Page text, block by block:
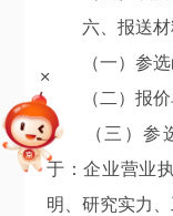
六、报送材
（一）参选
（二）报价
（三）参选
于：企业营业
明、研究实力
+